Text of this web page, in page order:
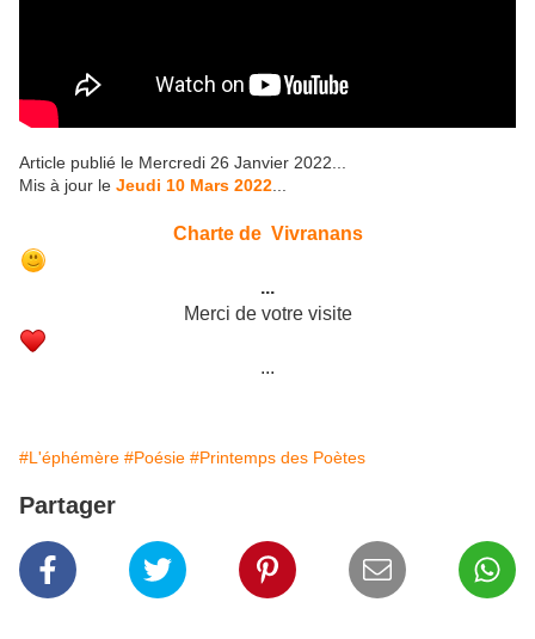
Article publié le Mercredi 26 Janvier 2022...
Mis à jour le Jeudi 10 Mars 2022
Charte de Vivranans
...
Merci de votre visite
...
#L'éphémère #Poésie #Printemps des Poètes
Partager